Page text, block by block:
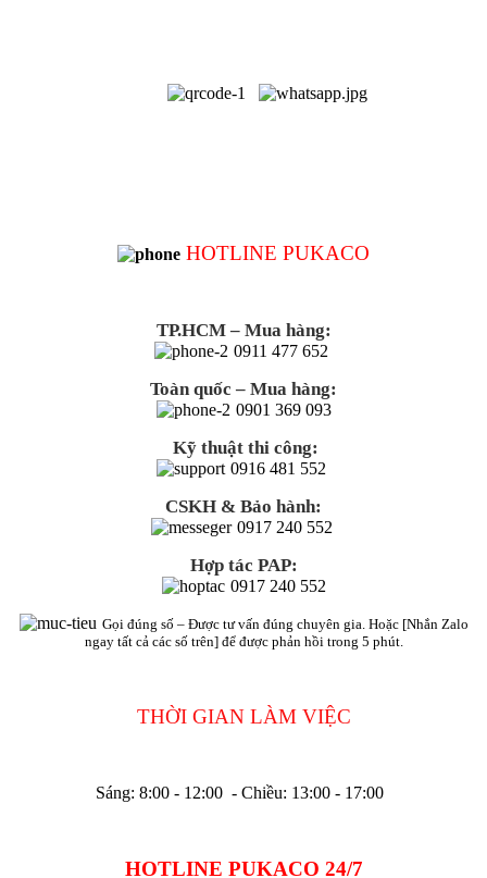
HOTLINE PUKACO
TP.HCM – Mua hàng:
0911 477 652
Toàn quốc – Mua hàng:
0901 369 093
Kỹ thuật thi công:
0916 481 552
CSKH & Bảo hành:
0917 240 552
Hợp tác PAP:
0917 240 552
Gọi đúng số – Được tư vấn đúng chuyên gia. Hoặc [Nhắn Zalo
ngay tất cả các số trên] để được phản hồi trong 5 phút.
THỜI GIAN LÀM VIỆC
Sáng: 8:00 - 12:00 - Chiều: 13:00 - 17:00
HOTLINE PUKACO 24/7